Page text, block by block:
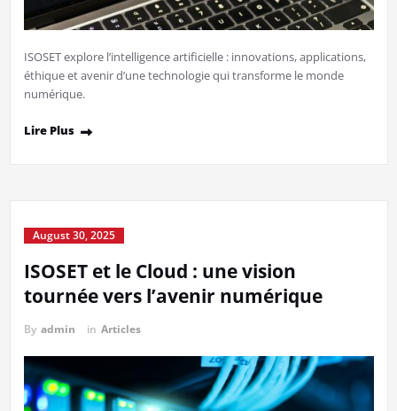
ISOSET explore l’intelligence artificielle : innovations, applications,
éthique et avenir d’une technologie qui transforme le monde
numérique.
Lire Plus
August 30, 2025
ISOSET et le Cloud : une vision
tournée vers l’avenir numérique
By admin in Articles